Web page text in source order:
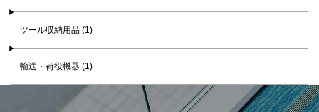
ツール収納用品 (1)
輸送・荷役機器 (1)